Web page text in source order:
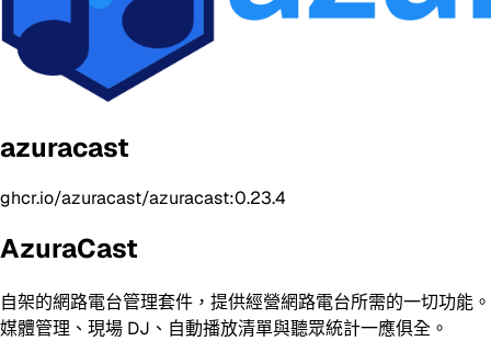
azuracast
ghcr.io/azuracast/azuracast:0.23.4
AzuraCast
自架的網路電台管理套件，提供經營網路電台所需的一切功能。
媒體管理、現場 DJ、自動播放清單與聽眾統計一應俱全。